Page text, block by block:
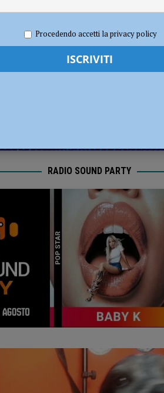
stagione 2026/2027 NOTIZIE
FG Cronaca Piacenza
RADIO SOUND PARTY
Procedendo accetti la privacy policy